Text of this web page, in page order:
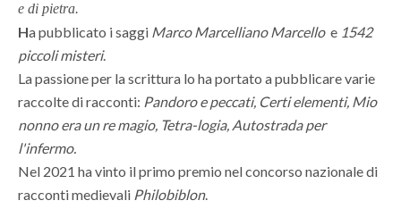
e di pietra.
Ha pubblicato i saggi Marco Marcelliano Marcello e 1542
piccoli misteri.
La passione per la scrittura lo ha portato a pubblicare varie
raccolte di racconti: Pandoro e peccati, Certi elementi, Mio
nonno era un re magio, Tetra-logia, Autostrada per
l'infermo.
Nel 2021 ha vinto il primo premio nel concorso nazionale di
racconti medievali Philobiblon.